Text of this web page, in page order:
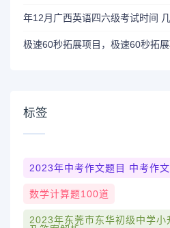
年12月广西英语四六级考试时间
极速60秒拓展项目，极速60秒拓展
标签
2023年中考作文题目 中考作
数学计算题100道
2023年东莞市东华初级中学小